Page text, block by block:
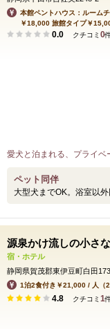
本館ペントハウス：ルーム
￥18,000 旅館タイプ￥
0.0 クチコミ 0
愛犬と泊まれる、プライベ
ペット同伴
大型犬までOK。浴室以
源泉かけ流しの小さ
宿・ホテル
静岡県賀茂郡東伊豆町白田
1泊2食付き￥21,000 / 人（
4.8 クチコミ 1